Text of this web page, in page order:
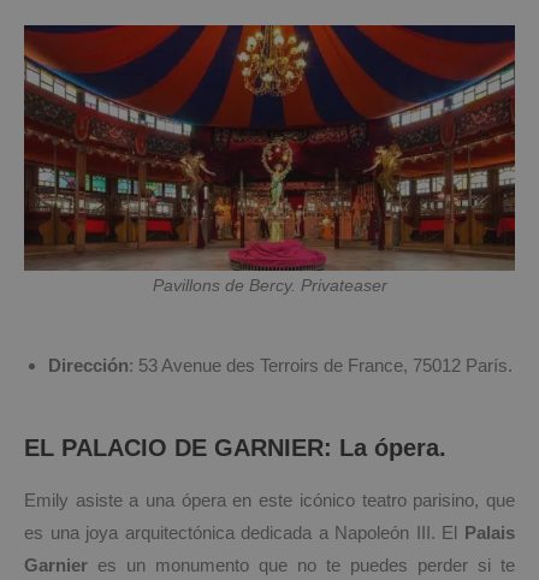
Pavillons de Bercy. Privateaser
Dirección: 53 Avenue des Terroirs de France, 75012 París.
EL PALACIO DE GARNIER: La ópera.
Emily asiste a una ópera en este icónico teatro parisino, que
es una joya arquitectónica dedicada a Napoleón III. El Palais
Garnier es un monumento que no te puedes perder si te